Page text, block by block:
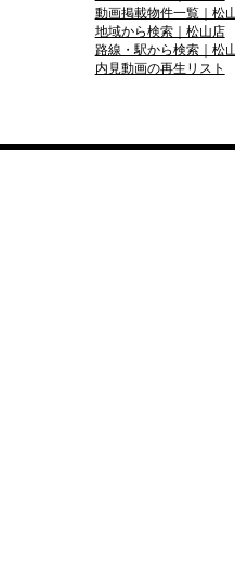
動画掲載物件一覧｜松
地域から検索｜松山店
路線・駅から検索｜松
内見動画の再生リスト